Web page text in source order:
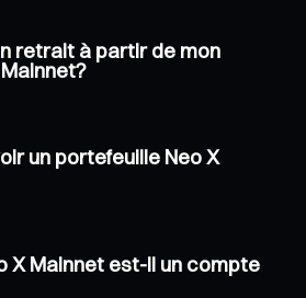
retrait à partir de mon
un portefeuille Neo X
X Mainnet est-il un compte